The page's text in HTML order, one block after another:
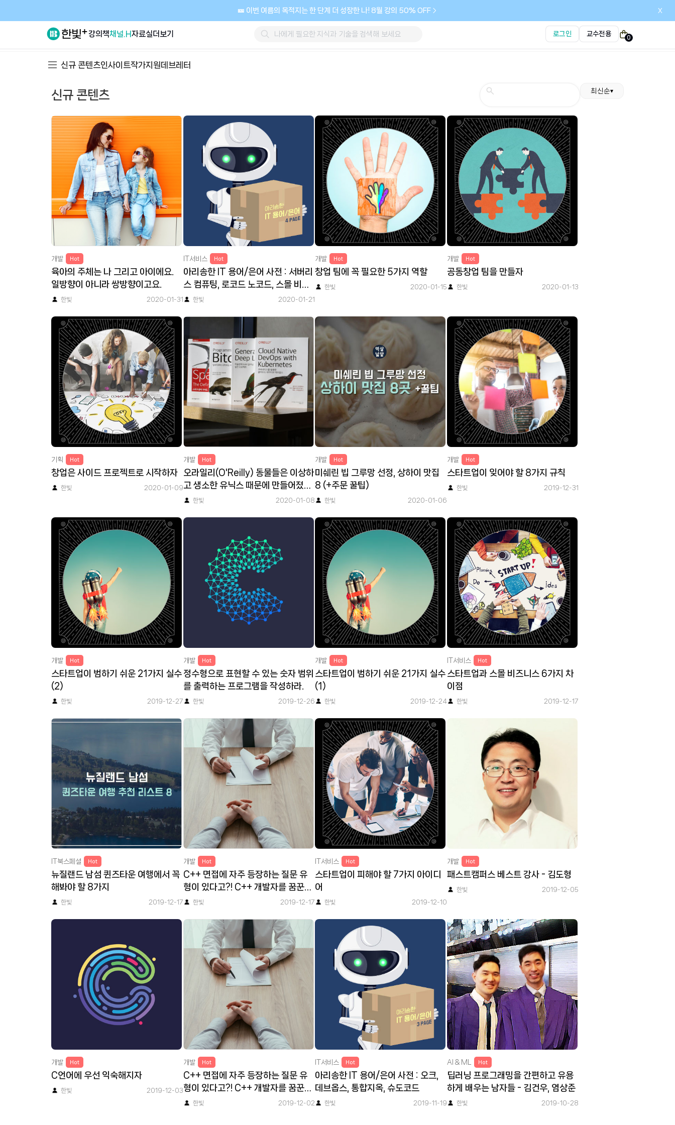
🎫 이번 여름의 목적지는 한 단계 더 성장한 나! 8월 강의 50% OFF x
강의책채널.H자료실더보기 로그인 교수전용
0
신규 콘텐츠인사이트작가지원데브레터
신규 콘텐츠 최신순▾
개발 Hot
육아의 주체는 나 그리고 아이에요.
일방향이 아니라 쌍방향이고요.
한빛 2020-01-31
IT서비스 Hot
아리송한 IT 용어/은어 사전 : 서버리
스 컴퓨팅, 로코드 노코드, 스몰 비즈
니스와 스타트업, 피벗, 캐즘
한빛 2020-01-21
개발 Hot
창업 팀에 꼭 필요한 5가지 역할
한빛 2020-01-15
개발 Hot
공동창업 팀을 만들자
한빛 2020-01-13
기획 Hot
창업은 사이드 프로젝트로 시작하자
한빛 2020-01-09
개발 Hot
오라일리(O'Reilly) 동물들은 이상하
고 생소한 유닉스 때문에 만들어졌
다?!한빛 2020-01-08
개발 Hot
미쉐린 빕 그루망 선정, 상하이 맛집
8 (+주문 꿀팁)
한빛 2020-01-06
개발 Hot
스타트업이 잊어야 할 8가지 규칙
한빛 2019-12-31
개발 Hot
스타트업이 범하기 쉬운 21가지 실수
(2)
한빛 2019-12-27
개발 Hot
정수형으로 표현할 수 있는 숫자 범위
를 출력하는 프로그램을 작성하라.
한빛 2019-12-26
개발 Hot
스타트업이 범하기 쉬운 21가지 실수
(1)
한빛 2019-12-24
IT서비스 Hot
스타트업과 스몰 비즈니스 6가지 차
이점
한빛 2019-12-17
IT북스페셜 Hot
뉴질랜드 남섬 퀸즈타운 여행에서 꼭
해봐야 할 8가지
한빛 2019-12-17
개발 Hot
C++ 면접에 자주 등장하는 질문 유
형이 있다고?! C++ 개발자를 꿈꾼다
면 필독! (2)
한빛 2019-12-17
IT서비스 Hot
스타트업이 피해야 할 7가지 아이디
어
한빛 2019-12-10
개발 Hot
패스트캠퍼스 베스트 강사 - 김도형
한빛 2019-12-05
개발 Hot
C언어에 우선 익숙해지자
한빛 2019-12-03
개발 Hot
C++ 면접에 자주 등장하는 질문 유
형이 있다고?! C++ 개발자를 꿈꾼다
면 필독! (1)
한빛 2019-12-02
IT서비스 Hot
아리송한 IT 용어/은어 사전 : 오크,
데브옵스, 통합지옥, 슈도코드
한빛 2019-11-19
AI & ML Hot
딥러닝 프로그래밍을 간편하고 유용
하게 배우는 남자들 - 김건우, 염상준
한빛 2019-10-28